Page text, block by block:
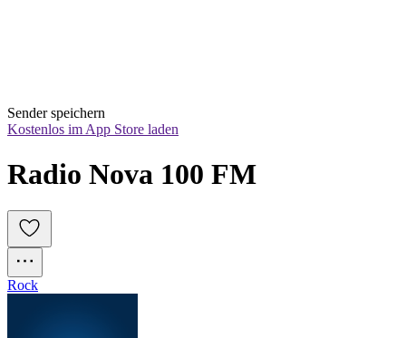
Sender speichern
Kostenlos im App Store laden
Radio Nova 100 FM
Rock